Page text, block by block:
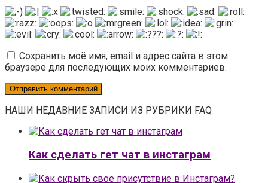
Сохранить моё имя, email и адрес сайта в этом
браузере для последующих моих комментариев.
НАШИ НЕДАВНИЕ ЗАПИСИ ИЗ РУБРИКИ FAQ
Как сделать гет чат в инстаграм